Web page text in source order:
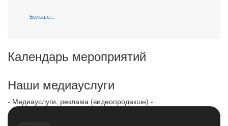
Больше...
Календарь мероприятий
Наши медиауслуги
- Медиауслуги, реклама (видеопродакшн) -